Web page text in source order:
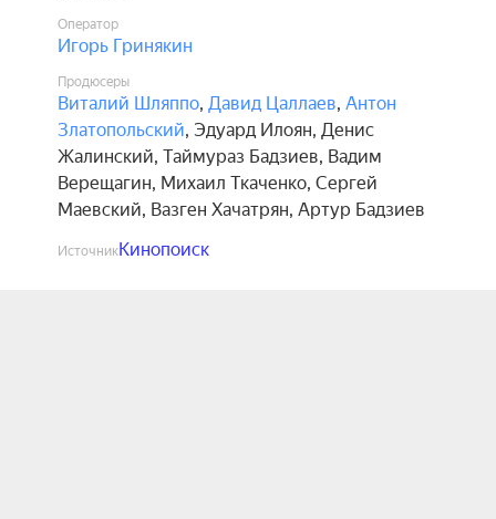
Оператор
Игорь Гринякин
Продюсеры
Виталий Шляппо, Давид Цаллаев, Антон
Златопольский, Эдуард Илоян, Денис
Жалинский, Таймураз Бадзиев, Вадим
Верещагин, Михаил Ткаченко, Сергей
Маевский, Вазген Хачатрян, Артур Бадзиев
ИсточникКинопоиск